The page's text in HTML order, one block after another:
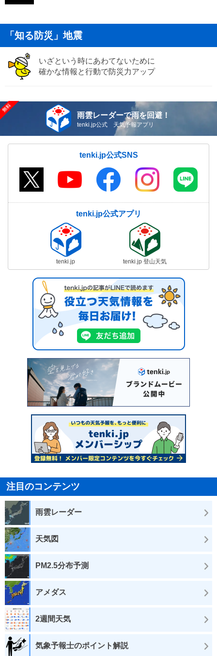
「知る防災」地震
いざという時にあわてないために
確かな情報と行動で防災力アップ
雨雲レーダーで雨を回避！
tenki.jp公式 天気予報アプリ
tenki.jp公式SNS
tenki.jp公式アプリ
tenki.jp tenki.jp 登山天気
注目のコンテンツ
雨雲レーダー
天気図
PM2.5分布予測
アメダス
2週間天気
気象予報士のポイント解説